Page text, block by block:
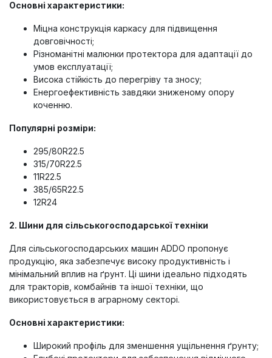
Основні характеристики:
Міцна конструкція каркасу для підвищення
довговічності;
Різноманітні малюнки протектора для адаптації до
умов експлуатації;
Висока стійкість до перегріву та зносу;
Енергоефективність завдяки зниженому опору
коченню.
Популярні розміри:
295/80R22.5
315/70R22.5
11R22.5
385/65R22.5
12R24
2. Шини для сільськогосподарської техніки
Для сільськогосподарських машин ADDO пропонує
продукцію, яка забезпечує високу продуктивність і
мінімальний вплив на ґрунт. Ці шини ідеально підходять
для тракторів, комбайнів та іншої техніки, що
використовується в аграрному секторі.
Основні характеристики:
Широкий профіль для зменшення ущільнення ґрунту;